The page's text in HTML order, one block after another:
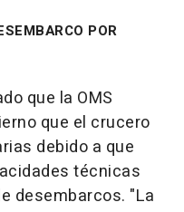
POR
que la OMS
que el crucero
debido a que
técnicas
desembarcos. "La